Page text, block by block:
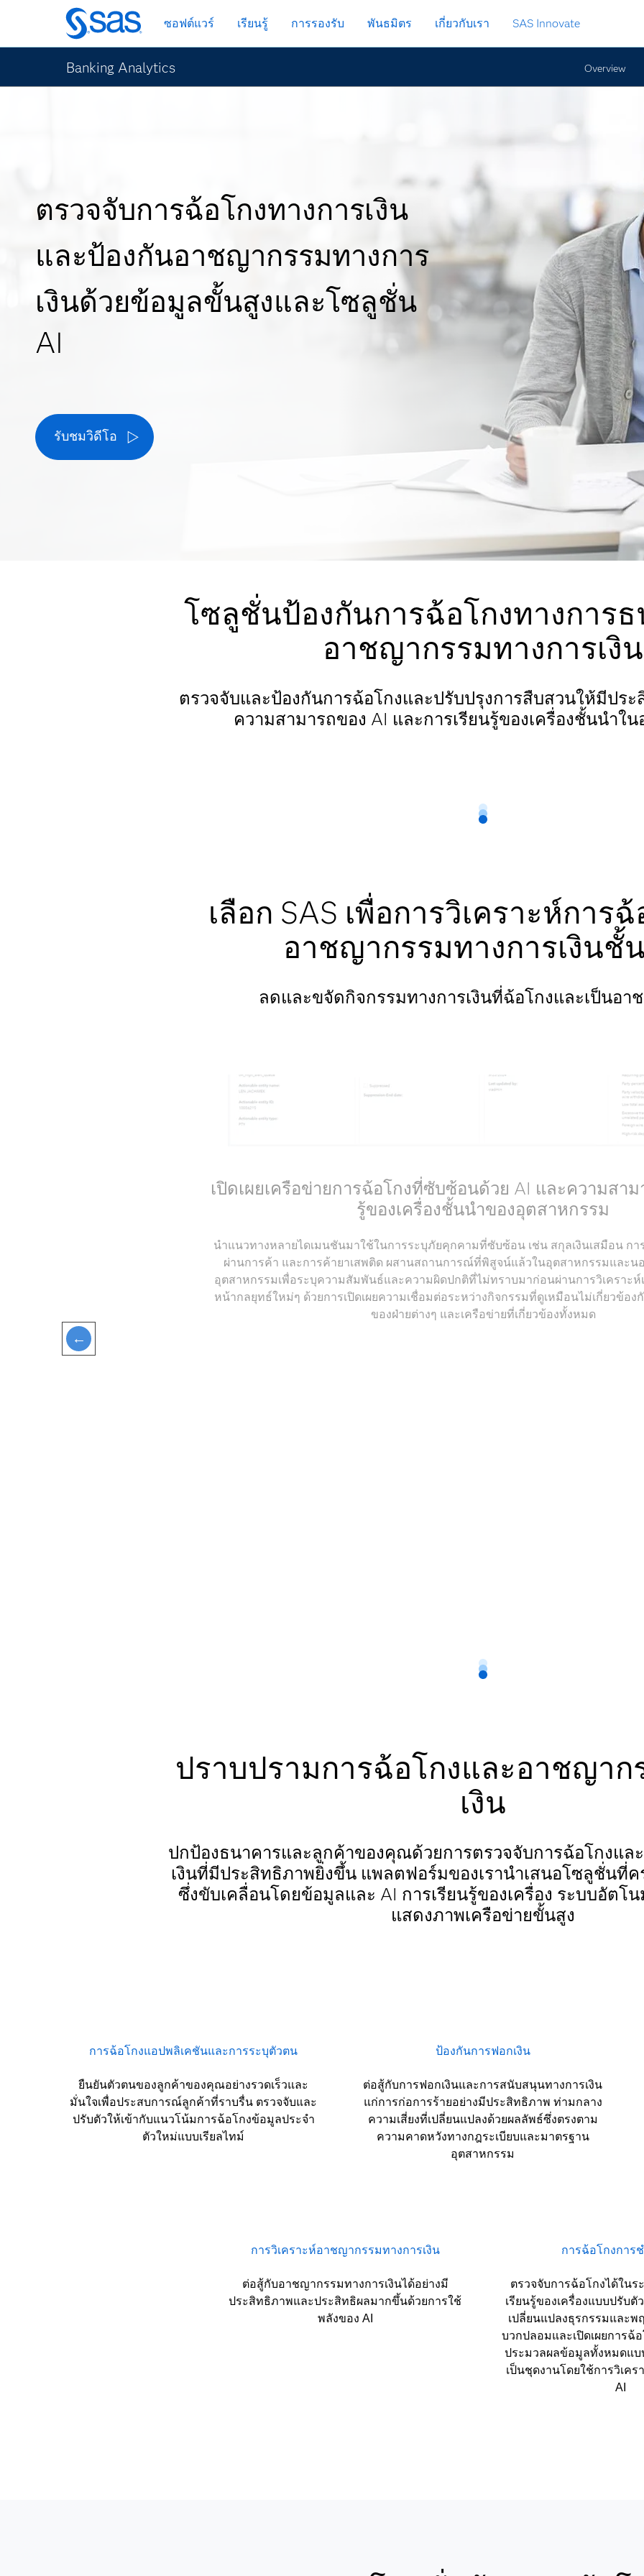
ข้าม
ไป
เนื้อหา
ซอฟต์แวร์ เรียนรู้ การรองรับ พันธมิตร เกี่ยวกับเรา SAS Innovate
Banking Analytics Overview
ตรวจจับการฉ้อโกงทางการเงิน
และป้องกันอาชญากรรมทางการ
เงินด้วยข้อมูลขั้นสูงและโซลูชั่น
AI
รับชมวิดีโอ
โซลูชั่นป้องกันการฉ้อโกงทางการ
อาชญากรรมทางการเงิน
ตรวจจับและป้องกันการฉ้อโกงและปรับปรุงการสืบสวนให้มีปร
ความสามารถของ AI และการเรียนรู้ของเครื่องชั้นนำใ
เลือก SAS เพื่อการวิเคราะห์การ
อาชญากรรมทางการเงินชั้
ลดและขจัดกิจกรรมทางการเงินที่ฉ้อโกงและเป็นอา
เปิดเผยเครือข่ายการฉ้อโกงที่ซับซ้อนด้วย AI และความสาม
รู้ของเครื่องชั้นนำของอุตสาหกรรม
นำแนวทางหลายไดเมนชันมาใช้ในการระบุภัยคุกคามที่ซับซ้อน เช่น สกุลเงินเสมือน กา
ผ่านการค้า และการค้ายาเสพติด ผสานสถานการณ์ที่พิสูจน์แล้วในอุตสาหกรรมและน
อุตสาหกรรมเพื่อระบุความสัมพันธ์และความผิดปกติที่ไม่ทราบมาก่อนผ่านการวิเคราะห์
หน้ากลยุทธ์ใหม่ๆ ด้วยการเปิดเผยความเชื่อมต่อระหว่างกิจกรรมที่ดูเหมือนไม่เกี่ยวข้อ
ของฝ่ายต่างๆ และเครือข่ายที่เกี่ยวข้องทั้งหมด
ปราบปรามการฉ้อโกงและอาชญาก
เงิน
ปกป้องธนาคารและลูกค้าของคุณด้วยการตรวจจับการฉ้อโกงแล
เงินที่มีประสิทธิภาพยิ่งขึ้น แพลตฟอร์มของเรานำเสนอโซลูชั่นที่
ซึ่งขับเคลื่อนโดยข้อมูลและ AI การเรียนรู้ของเครื่อง ระบบอัตโ
แสดงภาพเครือข่ายขั้นสูง
การฉ้อโกงแอปพลิเคชันและการระบุตัวตน
ยืนยันตัวตนของลูกค้าของคุณอย่างรวดเร็วและ
มั่นใจเพื่อประสบการณ์ลูกค้าที่ราบรื่น ตรวจจับและ
ปรับตัวให้เข้ากับแนวโน้มการฉ้อโกงข้อมูลประจำ
ตัวใหม่แบบเรียลไทม์
ป้องกันการฟอกเงิน
ต่อสู้กับการฟอกเงินและการสนับสนุนทางการเงิน
แก่การก่อการร้ายอย่างมีประสิทธิภาพ ท่ามกลาง
ความเสี่ยงที่เปลี่ยนแปลงด้วยผลลัพธ์ซึ่งตรงตาม
ความคาดหวังทางกฎระเบียบและมาตรฐาน
อุตสาหกรรม
การวิเคราะห์อาชญากรรมทางการเงิน
ต่อสู้กับอาชญากรรมทางการเงินได้อย่างมี
ประสิทธิภาพและประสิทธิผลมากขึ้นด้วยการใช้
พลังของ AI
การฉ้อโกงการ
ตรวจจับการฉ้อโกงได้ในร
เรียนรู้ของเครื่องแบบปรับ
เปลี่ยนแปลงธุรกรรมและ
บวกปลอมและเปิดเผยการฉ้
ประมวลผลข้อมูลทั้งหมดแบ
เป็นชุดงานโดยใช้การวิเค
AI